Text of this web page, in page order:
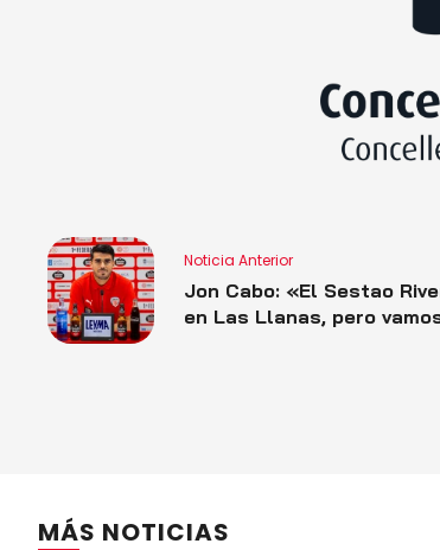
Noticia Anterior
Jon Cabo: «El Sestao
en Las Llanas, pero
MÁS NOTICIAS